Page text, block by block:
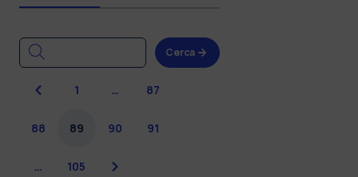
Cerca
Precedente
1 … 87
88 89 90 91
… 105 Successiva